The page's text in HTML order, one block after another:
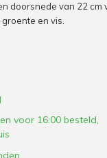
doorsnede van 22 cm
en vis.
voor 16:00 besteld,